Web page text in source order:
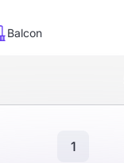
Balcon
1